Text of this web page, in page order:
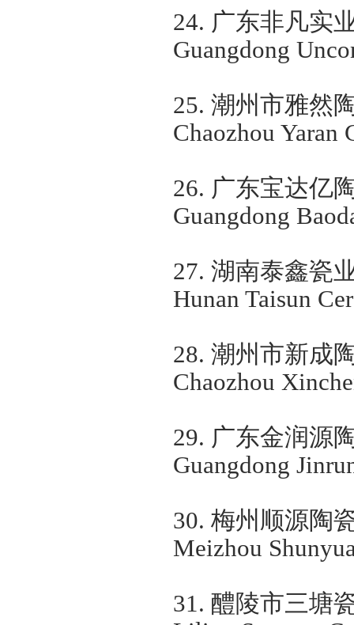
24. 广东非凡实
Guangdong
25. 潮州市雅然
Chaozhou Yaran
26. 广东宝达亿
Guangdong
27. 湖南泰鑫瓷
Hunan Taisun
28. 潮州市新成
Chaozhou
29. 广东金润源
Guangdong
30. 梅州顺源陶
Meizhou
31. 醴陵市三塘